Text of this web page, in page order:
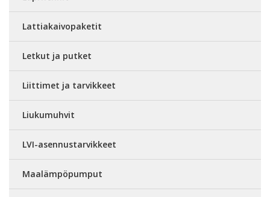
Lattiakaivopaketit
Letkut ja putket
Liittimet ja tarvikkeet
Liukumuhvit
LVI-asennustarvikkeet
Maalämpöpumput